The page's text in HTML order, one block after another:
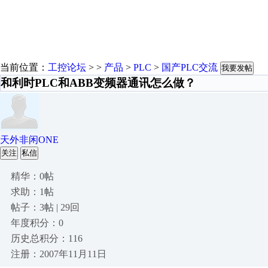
当前位置： 工控论坛 > > 产品 > PLC > 国产PLC交流 我要发帖
和利时PLC和ABB变频器通讯怎么做？
天外非闲ONE
关注 私信
精华：0帖
求助：1帖
帖子：3帖 | 29回
年度积分：0
历史总积分：116
注册：2007年11月11日